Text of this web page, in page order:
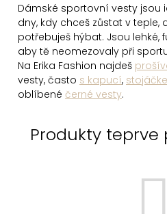
Dámské sportovní vesty jsou
dny, kdy chceš zůstat v teple,
potřebuješ hýbat. Jsou lehké,
aby tě neomezovaly při
Na Erika Fashion najdeš
vesty, často s kapucí,
oblíbené černé vesty.
Produkty teprve